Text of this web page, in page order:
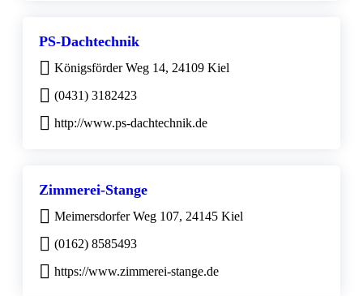
PS-Dachtechnik
Königsförder Weg 14, 24109 Kiel
(0431) 3182423
http://www.ps-dachtechnik.de
Zimmerei-Stange
Meimersdorfer Weg 107, 24145 Kiel
(0162) 8585493
https://www.zimmerei-stange.de